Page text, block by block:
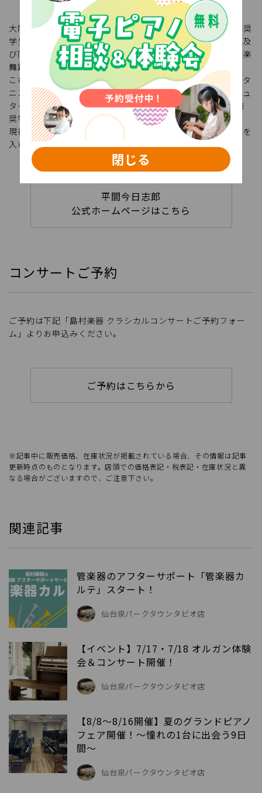
大阪府立四條畷高等学校文理学科を卒業後、渡米。全額給付奨
学生として、パーク大学国際音楽センターにて学士課程卒業及
び同修士課程を修了。その後ドイツに拠点を移し、ケルン音楽
舞踊大学修士課程ピアノソロ科を最高点の成績で修了。
これまでに小嶋浩子、クラウディオ・ソアレス、上野真、スタ
ニスラフ・ユデニッチ、セヴェリン・フォン・エッカードシュ
タインの各氏に師事。2017〜2019年度ヤマハ音楽振興会音楽
奨学支援奨学生。
現在は関西を中心に演奏活動を行う傍ら、後進の指導にも力を
入れている。
平間今日志郎
公式ホームページはこちら
コンサートご予約
ご予約は下記「島村楽器 クラシカルコンサートご予約フォー
ム」よりお申込みください。
ご予約はこちらから
※記事中に販売価格、在庫状況が掲載されている場合、その情報は記事
更新時点のものとなります。店頭での価格表記・税表記・在庫状況と異
なる場合がございますので、ご注意下さい。
関連記事
管楽器のアフターサポート「管楽器カ
ルテ」スタート！
仙台泉パークタウンタピオ店
【イベント】7/17・7/18 オルガン体験
会＆コンサート開催！
仙台泉パークタウンタピオ店
【8/8〜8/16開催】夏のグランドピアノ
フェア開催！〜憧れの1台に出会う9日
間〜
仙台泉パークタウンタピオ店
閉じる